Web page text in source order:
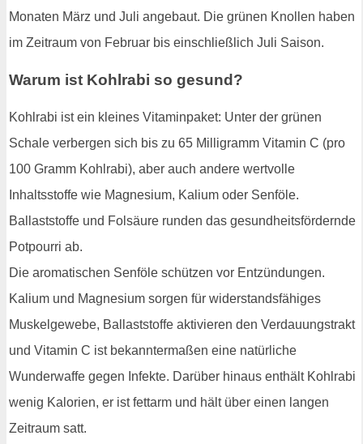
Monaten März und Juli angebaut. Die grünen Knollen haben
im Zeitraum von Februar bis einschließlich Juli Saison.
Warum ist Kohlrabi so gesund?
Kohlrabi ist ein kleines Vitaminpaket: Unter der grünen
Schale verbergen sich bis zu 65 Milligramm Vitamin C (pro
100 Gramm Kohlrabi), aber auch andere wertvolle
Inhaltsstoffe wie Magnesium, Kalium oder Senföle.
Ballaststoffe und Folsäure runden das gesundheitsfördernde
Potpourri ab.
Die aromatischen Senföle schützen vor Entzündungen.
Kalium und Magnesium sorgen für widerstandsfähiges
Muskelgewebe, Ballaststoffe aktivieren den Verdauungstrakt
und Vitamin C ist bekanntermaßen eine natürliche
Wunderwaffe gegen Infekte. Darüber hinaus enthält Kohlrabi
wenig Kalorien, er ist fettarm und hält über einen langen
Zeitraum satt.